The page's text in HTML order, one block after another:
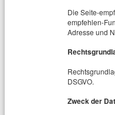
Die Seite-
empfehlen-
Adresse und
DSGVO.
Zweck der